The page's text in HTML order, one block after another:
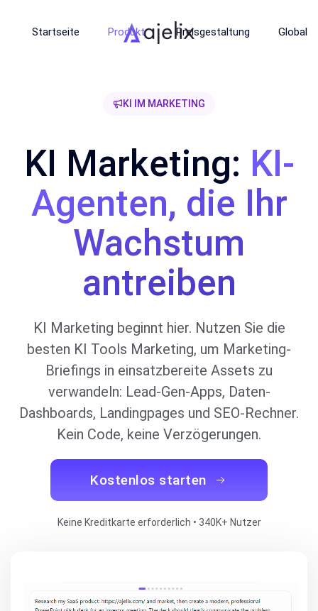
Startseite Produkt Preisgestaltung Global
KI IM MARKETING
KI Marketing: KI-
Agenten, die Ihr
Wachstum
antreiben
KI Marketing beginnt hier. Nutzen Sie die
besten KI Tools Marketing, um Marketing-
Briefings in einsatzbereite Assets zu
verwandeln: Lead-Gen-Apps, Daten-
Dashboards, Landingpages und SEO-Rechner.
Kein Code, keine Verzögerungen.
Kostenlos starten
Keine Kreditkarte erforderlich • 340K+ Nutzer